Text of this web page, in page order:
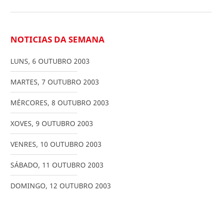
NOTICIAS DA SEMANA
LUNS, 6 OUTUBRO 2003
MARTES, 7 OUTUBRO 2003
MÉRCORES, 8 OUTUBRO 2003
XOVES, 9 OUTUBRO 2003
VENRES, 10 OUTUBRO 2003
SÁBADO, 11 OUTUBRO 2003
DOMINGO, 12 OUTUBRO 2003